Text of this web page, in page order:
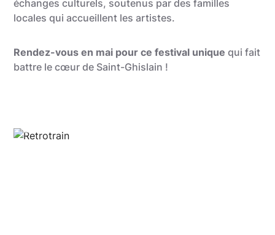
échanges culturels, soutenus par des familles
locales qui accueillent les artistes.
Rendez-vous en mai pour ce festival unique qui fait
battre le cœur de Saint-Ghislain !